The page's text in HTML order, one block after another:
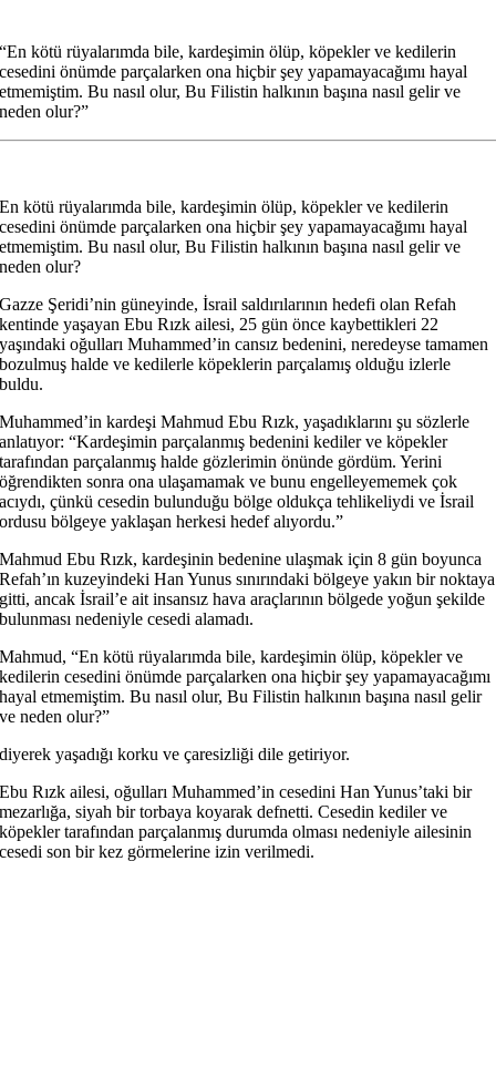
“En kötü rüyalarımda bile, kardeşimin ölüp, köpekler ve kedilerin
cesedini önümde parçalarken ona hiçbir şey yapamayacağımı hayal
etmemiştim. Bu nasıl olur, Bu Filistin halkının başına nasıl gelir ve
neden olur?”
En kötü rüyalarımda bile, kardeşimin ölüp, köpekler ve kedilerin
cesedini önümde parçalarken ona hiçbir şey yapamayacağımı hayal
etmemiştim. Bu nasıl olur, Bu Filistin halkının başına nasıl gelir ve
neden olur?
Gazze Şeridi’nin güneyinde, İsrail saldırılarının hedefi olan Refah
kentinde yaşayan Ebu Rızk ailesi, 25 gün önce kaybettikleri 22
yaşındaki oğulları Muhammed’in cansız bedenini, neredeyse tamamen
bozulmuş halde ve kedilerle köpeklerin parçalamış olduğu izlerle
buldu.
Muhammed’in kardeşi Mahmud Ebu Rızk, yaşadıklarını şu sözlerle
anlatıyor: “Kardeşimin parçalanmış bedenini kediler ve köpekler
tarafından parçalanmış halde gözlerimin önünde gördüm. Yerini
öğrendikten sonra ona ulaşamamak ve bunu engelleyememek çok
acıydı, çünkü cesedin bulunduğu bölge oldukça tehlikeliydi ve İsrail
ordusu bölgeye yaklaşan herkesi hedef alıyordu.”
Mahmud Ebu Rızk, kardeşinin bedenine ulaşmak için 8 gün boyunca
Refah’ın kuzeyindeki Han Yunus sınırındaki bölgeye yakın bir noktaya
gitti, ancak İsrail’e ait insansız hava araçlarının bölgede yoğun şekilde
bulunması nedeniyle cesedi alamadı.
Mahmud, “En kötü rüyalarımda bile, kardeşimin ölüp, köpekler ve
kedilerin cesedini önümde parçalarken ona hiçbir şey yapamayacağımı
hayal etmemiştim. Bu nasıl olur, Bu Filistin halkının başına nasıl gelir
ve neden olur?”
diyerek yaşadığı korku ve çaresizliği dile getiriyor.
Ebu Rızk ailesi, oğulları Muhammed’in cesedini Han Yunus’taki bir
mezarlığa, siyah bir torbaya koyarak defnetti. Cesedin kediler ve
köpekler tarafından parçalanmış durumda olması nedeniyle ailesinin
cesedi son bir kez görmelerine izin verilmedi.